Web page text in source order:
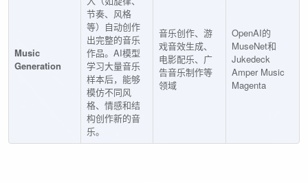
Music
Generation
节奏、风格
等）自动创作
出完整的音乐
作品。AI模型
学习大量音乐
样本后，能够
模仿不同风
格、情感和结
构创作新的音
乐。
音乐创作、游
戏音效生成、
电影配乐、广
告音乐制作等
领域
OpenAI的
MuseNet和
Jukedeck
Amper Music
Magenta